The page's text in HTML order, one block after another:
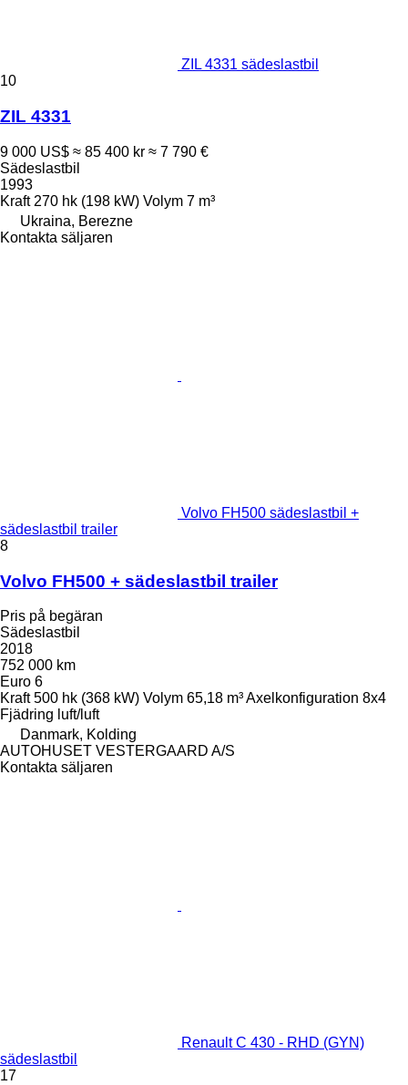
ZIL 4331 sädeslastbil
10
ZIL 4331
9 000 US$ ≈ 85 400 kr ≈ 7 790 €
Sädeslastbil
1993
Kraft 270 hk (198 kW) Volym 7 m³
Ukraina, Berezne
Kontakta säljaren
Volvo FH500 sädeslastbil +
sädeslastbil trailer
8
Volvo FH500 + sädeslastbil trailer
Pris på begäran
Sädeslastbil
2018
752 000 km
Euro 6
Kraft 500 hk (368 kW) Volym 65,18 m³Axelkonfiguration 8x4
Fjädring luft/luft
Danmark, Kolding
AUTOHUSET VESTERGAARD A/S
Kontakta säljaren
Renault C 430 - RHD (GYN)
sädeslastbil
17